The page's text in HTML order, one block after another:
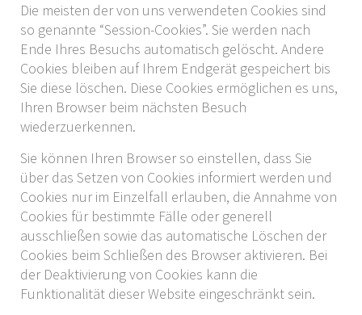
Die meisten der von uns verwendeten Cookies sind
so genannte “Session-Cookies”. Sie werden nach
Ende Ihres Besuchs automatisch gelöscht. Andere
Cookies bleiben auf Ihrem Endgerät gespeichert bis
Sie diese löschen. Diese Cookies ermöglichen es uns,
Ihren Browser beim nächsten Besuch
wiederzuerkennen.
Sie können Ihren Browser so einstellen, dass Sie
über das Setzen von Cookies informiert werden und
Cookies nur im Einzelfall erlauben, die Annahme von
Cookies für bestimmte Fälle oder generell
ausschließen sowie das automatische Löschen der
Cookies beim Schließen des Browser aktivieren. Bei
der Deaktivierung von Cookies kann die
Funktionalität dieser Website eingeschränkt sein.